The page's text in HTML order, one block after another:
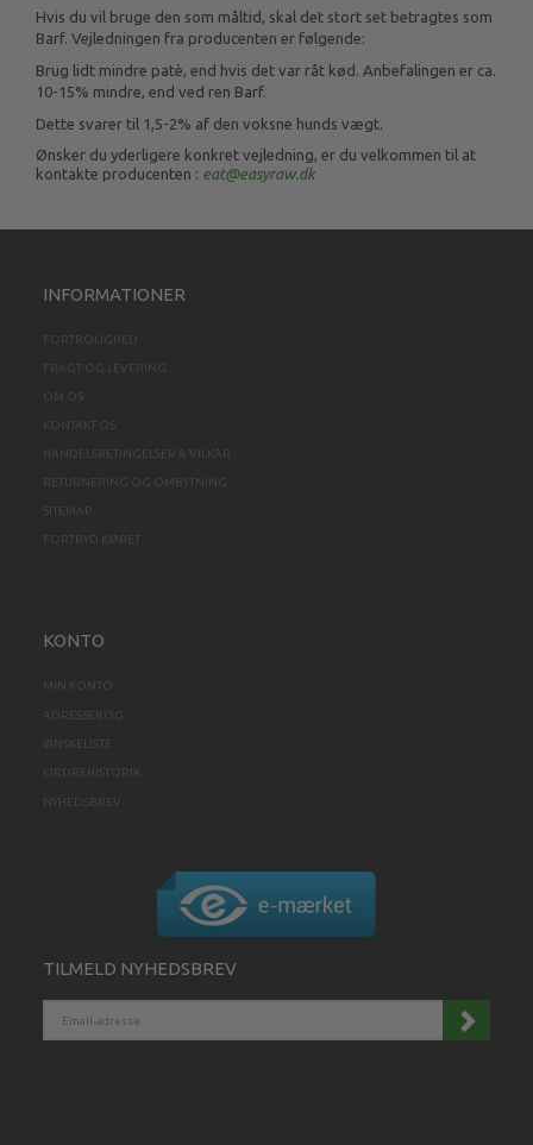
Hvis du vil bruge den som måltid, skal det stort set betragtes som
Barf. Vejledningen fra producenten er følgende:
Brug lidt mindre patè, end hvis det var råt kød. Anbefalingen er ca.
10-15% mindre, end ved ren Barf.
Dette svarer til 1,5-2% af den voksne hunds vægt.
Ønsker du yderligere konkret vejledning, er du velkommen til at
kontakte producenten : eat@easyraw.dk
INFORMATIONER
FORTROLIGHED
FRAGT OG LEVERING
OM OS
KONTAKT OS
HANDELSBETINGELSER & VILKÅR
RETURNERING OG OMBYTNING
SITEMAP
FORTRYD KØBET
KONTO
MIN KONTO
ADRESSEBOG
ØNSKELISTE
ORDREHISTORIK
NYHEDSBREV
TILMELD NYHEDSBREV
ADRESSE